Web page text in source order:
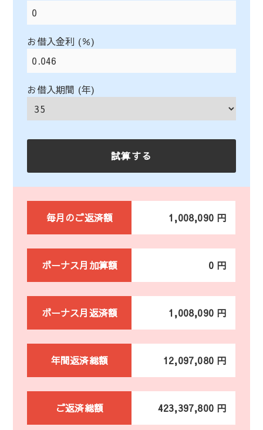
お借入金利 (％)
お借入期間 (年)
毎月のご返済額 1,008,090 円
ボーナス月加算額 0 円
ボーナス月返済額 1,008,090 円
年間返済総額 12,097,080 円
ご返済総額 423,397,800 円